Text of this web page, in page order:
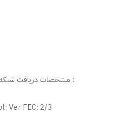
مشخصات دریافت شبکه ایران فردا در ماهواره ترکمنعالم :
Ver FEC: 2/3